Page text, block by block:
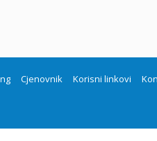
Cjenovnik Korisni linkovi